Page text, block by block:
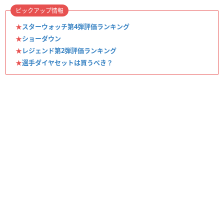
★スターウォッチ第4弾評価ランキング
★ショーダウン
★レジェンド第2弾評価ランキング
★選手ダイヤセットは買うべき？
ピックアップ情報